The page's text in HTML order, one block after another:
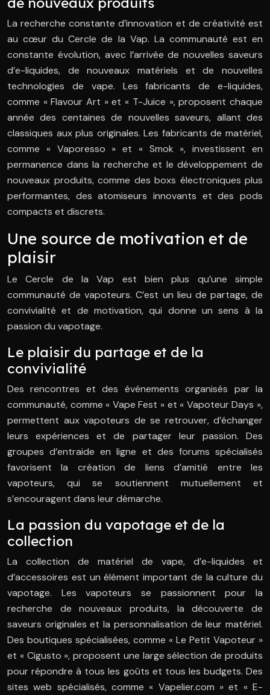
La recherche constante d’innovation et de créativité est
au cœur du Cercle de la Vap. La communauté est en
constante évolution, avec l’arrivée de nouvelles saveurs
d’e-liquides, de nouveaux matériels et de nouvelles
technologies de vape. Les fabricants de e-liquides,
comme « Flavour Art » et « T-Juice », proposent chaque
année des centaines de nouvelles saveurs, allant des
classiques aux plus originales. Les fabricants de matériel,
comme « Vaporesso » et « Smok », investissent en
permanence dans la recherche et le développement de
nouveaux produits, comme des boxs électroniques plus
performantes, des atomiseurs innovants et des pods
compacts et discrets.
Une source de motivation et de
plaisir
Le Cercle de la Vap est bien plus qu’une simple
communauté de vapoteurs. C’est un lieu de partage, de
convivialité et de motivation, qui donne un sens à la
passion du vapotage.
Le plaisir du partage et de la
convivialité
Des rencontres et des événements organisés par la
communauté, comme « Vape Fest » et « Vapoteur Days »,
permettent aux vapoteurs de se retrouver, d’échanger
leurs expériences et de partager leur passion. Des
groupes d’entraide en ligne et des forums spécialisés
favorisent la création de liens d’amitié entre les
vapoteurs, qui se soutiennent mutuellement et
s’encouragent dans leur démarche.
La passion du vapotage et de la
collection
La collection de matériel de vape, d’e-liquides et
d’accessoires est un élément important de la culture du
vapotage. Les vapoteurs se passionnent pour la
recherche de nouveaux produits, la découverte de
saveurs originales et la personnalisation de leur matériel.
Des boutiques spécialisées, comme « Le Petit Vapoteur »
et « Cigusto », proposent une large sélection de produits
pour répondre à tous les goûts et tous les budgets. Des
sites web spécialisés, comme « Vapelier.com » et « E-